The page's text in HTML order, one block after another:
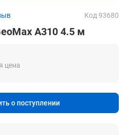
Код 93680
A310 4.5 м
цена
о поступлении